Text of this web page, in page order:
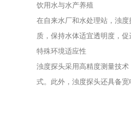
饮用水与水产养殖
在自来水厂和水处理站，浊
质，保持水体适宜透明度，
特殊环境适应性
浊度探头采用高精度测量技
式。此外，浊度探头还具备